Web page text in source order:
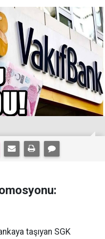
taşıyan SGK